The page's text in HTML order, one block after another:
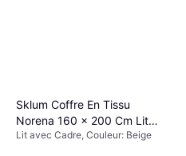
Sklum Coffre En Tissu
Norena 160 x 200 Cm Lit
avec Cadre
Lit avec Cadre, Couleur: Beige